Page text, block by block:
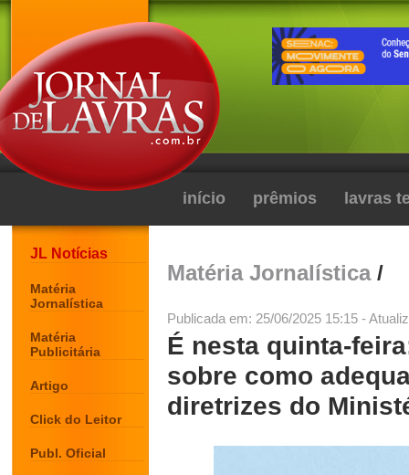
início prêmios lavras
JL Notícias
Matéria
Jornalística
Matéria
Publicitária
Artigo
Click do Leitor
Publ. Oficial
Matéria Jornalística/
Publicada em: 25/06/2025 15:15 -
É nesta quinta-
sobre como
diretrizes do